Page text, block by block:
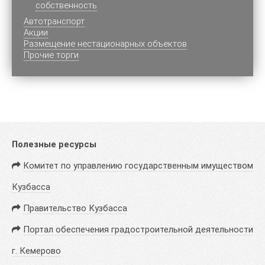
собственность
Автотранспорт
Акции
Размещение нестационарных объектов
Прочие торги
Полезные ресурсы
Комитет по управлению государственным имуществом
Кузбасса
Правительство Кузбасса
Портал обеспечения градостроительной деятельности
г. Кемерово